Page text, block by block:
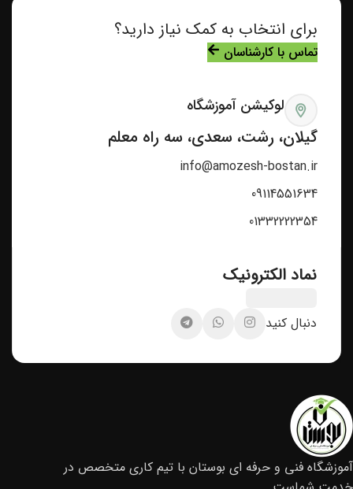
برای انتخاب به کمک نیاز دارید؟
تماس با کارشناسان
لوکیشن آموزشگاه
گیلان، رشت، سعدی، سه راه معلم
info@amozesh-bostan.ir
09114551634
01332222354
نماد الکترونیک
دنبال کنید
آموزشگاه فنی و حرفه ای بوستان با تیم کاری متخصص در